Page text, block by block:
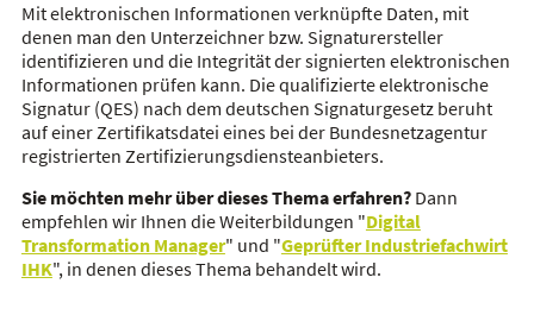
Mit elektronischen Informationen verknüpfte Daten, mit
denen man den Unterzeichner bzw. Signaturersteller
identifizieren und die Integrität der signierten elektronischen
Informationen prüfen kann. Die qualifizierte elektronische
Signatur (QES) nach dem deutschen Signaturgesetz beruht
auf einer Zertifikatsdatei eines bei der Bundesnetzagentur
registrierten Zertifizierungsdiensteanbieters.
Sie möchten mehr über dieses Thema erfahren? Dann
empfehlen wir Ihnen die Weiterbildungen "Digital
Transformation Manager" und "Geprüfter Industriefachwirt
IHK", in denen dieses Thema behandelt wird.